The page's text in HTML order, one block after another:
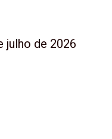
julho de 2026